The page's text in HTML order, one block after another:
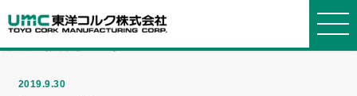
お知らせ
トップ>お知らせ> kansyou05
2019.9.30